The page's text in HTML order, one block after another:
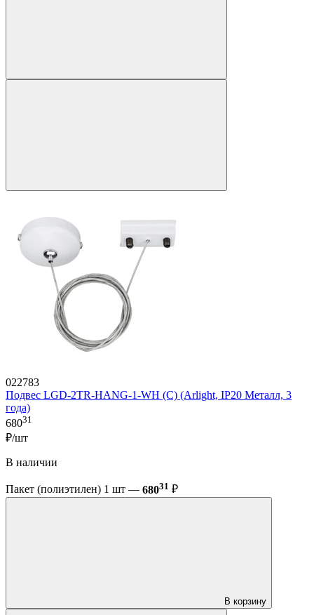
022783
Подвес LGD-2TR-HANG-1-WH (C) (Arlight, IP20 Металл, 3
года)
68031
₽/шт
В наличии
Пакет (полиэтилен) 1 шт — 68031 ₽
В корзину